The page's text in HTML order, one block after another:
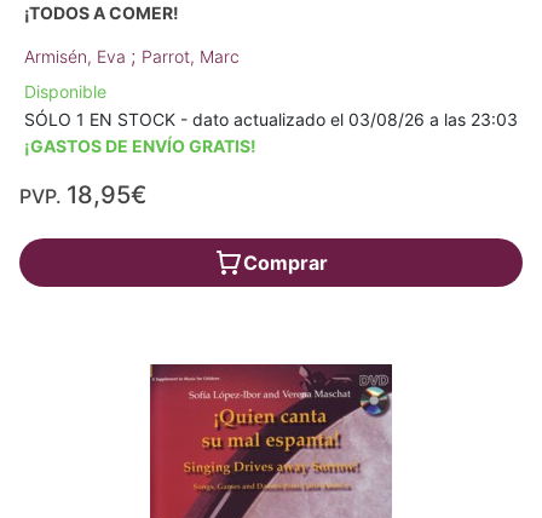
¡TODOS A COMER!
Armisén, Eva ; Parrot, Marc
Disponible
SÓLO 1 EN STOCK - dato actualizado el 03/08/26 a las 23:03
¡GASTOS DE ENVÍO GRATIS!
PVP. 18,95€
Comprar